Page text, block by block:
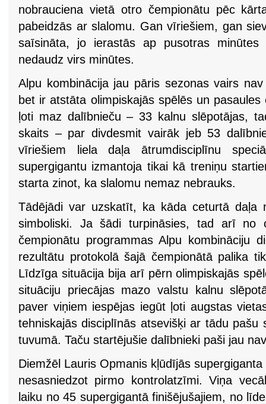
nobrauciena vietā otro čempionātu pēc
pabeidzās ar slalomu. Gan vīriešiem, gan
saīsināta, jo ierastās ap pusotras
nedaudz virs minūtes.
Alpu kombinācija jau pāris sezonas vairs
bet ir atstāta olimpiskajās spēlēs un
ļoti maz dalībnieču – 33 kalnu slēpotājas,
skaits – par divdesmit vairāk jeb 53
vīriešiem liela daļa ātrumdisciplīnu
supergigantu izmantoja tikai kā treniņu
starta zinot, ka slalomu nemaz nebrauks.
Tādējādi var uzskatīt, ka kāda ceturtā daļa
simboliski. Ja šādi turpināsies, tad arī no
čempionātu programmas Alpu kombināciju
rezultātu protokolā šajā čempionātā palika
Līdzīga situācija bija arī pērn olimpiskajās
situāciju priecājas mazo valstu kalnu
paver viņiem iespējas iegūt ļoti augstas
tehniskajās disciplīnās atsevišķi ar tādu pašu
tuvumā. Taču startējušie dalībnieki paši jau
Diemžēl Lauris Opmanis kļūdījās
nesasniedzot pirmo kontrolatzīmi. Viņa
laiku no 45 supergigantā finišējušajiem, no